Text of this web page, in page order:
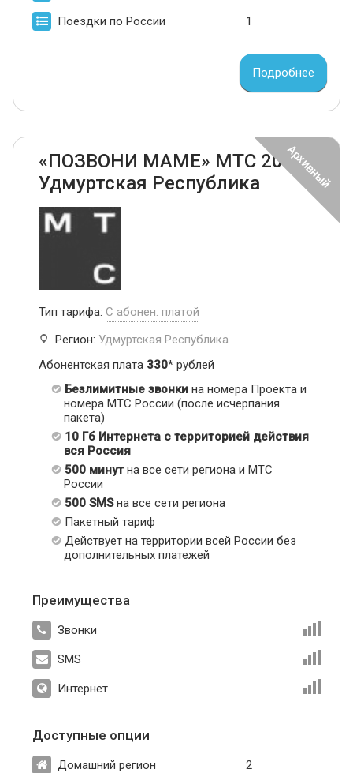
Поездки по России 1
Подробнее
«ПОЗВОНИ МАМЕ» МТС 2024
Удмуртская Республика
Тип тарифа: С абонен. платой
Регион: Удмуртская Республика
Абонентская плата 330* рублей
Безлимитные звонки на номера Проекта и
номера МТС России (после исчерпания
пакета)
10 Гб Интернета с территорией действия
вся Россия
500 минут на все сети региона и МТС
России
500 SMSна все сети региона
Пакетный тариф
Действует на территории всей России без
дополнительных платежей
Преимущества
Звонки
SMS
Интернет
Доступные опции
Домашний регион 2